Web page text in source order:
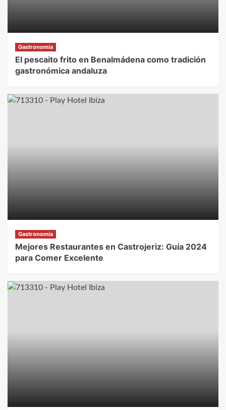
Gastronomía
El pescaito frito en Benalmádena como tradición
gastronómica andaluza
Gastronomía
Mejores Restaurantes en Castrojeriz: Guía 2024
para Comer Excelente